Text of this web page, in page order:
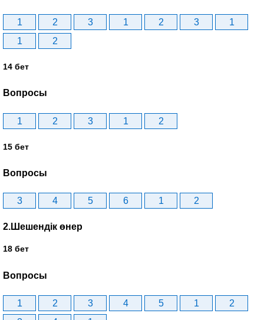
1 2 3 1 2 3
1
1
2
14 бет
Вопросы
1 2 3 1 2
15 бет
Вопросы
3 4 5 6 1 2
2.Шешендік өнер
18 бет
Вопросы
1 2 3 4 5 1
2